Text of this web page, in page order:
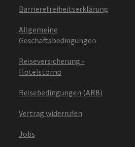
Barrierefreiheitserklärung
Allgemeine
Geschäftsbedingungen
Reiseversicherung -
Hotelstorno
Reisebedingungen (ARB)
Vertrag widerrufen
Jobs